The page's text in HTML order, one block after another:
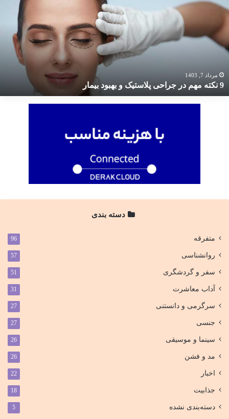
مهم
جراحی
پلاستیک
و
بیمارمرداد 7, 1403
9 نکته مهم در جراحی پلاستیک و بهبود بیمار
دسته بندی
متفرقه 96
روانشناسی 57
سفر و گردشگری 51
آداب معاشرت 31
سرگرمی و دانستنی 27
جنسی 27
سینما و موسیقی 26
مد و فشن 26
اخبار 22
جذابیت 18
دسته‌بندی نشده 5